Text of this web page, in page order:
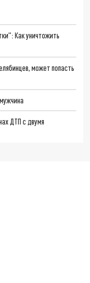
Как уничтожить
может попасть
ДТП с двумя